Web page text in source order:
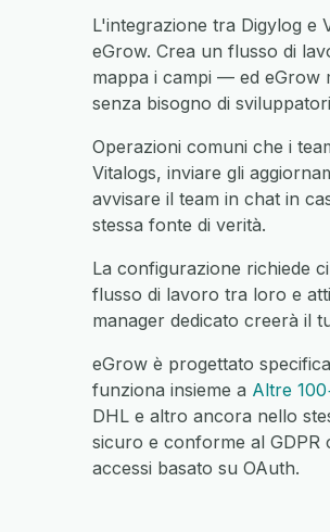
L'integrazione tra Digylog e
eGrow. Crea un flusso di
mappa i campi — ed eGrow
senza bisogno di
Operazioni comuni che i
Vitalogs, inviare gli
avvisare il team in chat in
stessa fonte di verità.
La configurazione richiede
flusso di lavoro tra loro e
manager dedicato creerà il
eGrow è progettato
funziona insieme a Altre
DHL e altro ancora nello
sicuro e conforme al GDPR
accessi basato su OAuth.